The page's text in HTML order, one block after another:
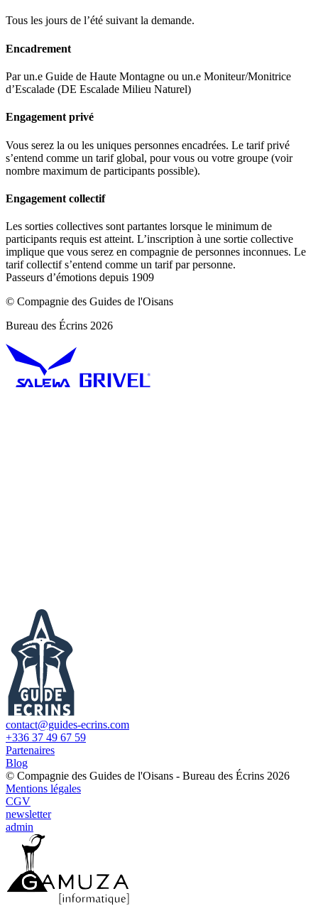
Tous les jours de l’été suivant la demande.
Encadrement
Par un.e Guide de Haute Montagne ou un.e Moniteur/Monitrice
d’Escalade (DE Escalade Milieu Naturel)
Engagement privé
Vous serez la ou les uniques personnes encadrées. Le tarif privé
s’entend comme un tarif global, pour vous ou votre groupe (voir
nombre maximum de participants possible).
Engagement collectif
Les sorties collectives sont partantes lorsque le minimum de
participants requis est atteint. L’inscription à une sortie collective
implique que vous serez en compagnie de personnes inconnues. Le
tarif collectif s’entend comme un tarif par personne.
Passeurs d’émotions depuis 1909
© Compagnie des Guides de l'Oisans
Bureau des Écrins 2026
contact@guides-ecrins.com
+336 37 49 67 59
Partenaires
Blog
© Compagnie des Guides de l'Oisans - Bureau des Écrins 2026
Mentions légales
CGV
newsletter
admin